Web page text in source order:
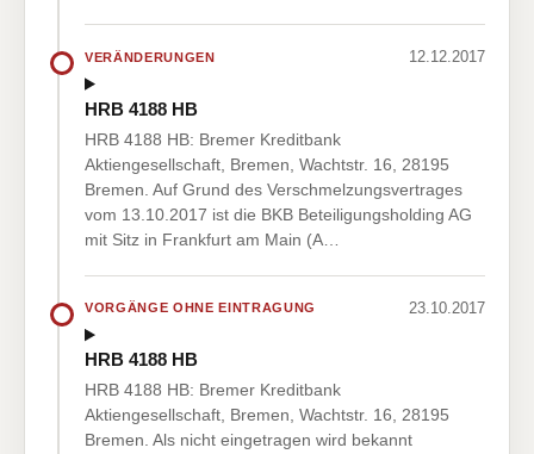
VERÄNDERUNGEN 12.12.2017
HRB 4188 HB
HRB 4188 HB: Bremer Kreditbank
Aktiengesellschaft, Bremen, Wachtstr. 16, 28195
Bremen. Auf Grund des Verschmelzungsvertrages
vom 13.10.2017 ist die BKB Beteiligungsholding AG
mit Sitz in Frankfurt am Main (A…
VORGÄNGE OHNE EINTRAGUNG 23.10.2017
HRB 4188 HB
HRB 4188 HB: Bremer Kreditbank
Aktiengesellschaft, Bremen, Wachtstr. 16, 28195
Bremen. Als nicht eingetragen wird bekannt